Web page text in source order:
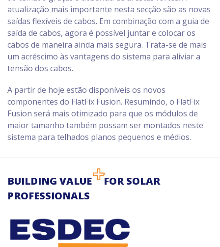
atualização mais importante nesta secção são as novas
saídas flexíveis de cabos. Em combinação com a guia de
saída de cabos, agora é possível juntar e colocar os
cabos de maneira ainda mais segura. Trata-se de mais
um acréscimo às vantagens do sistema para aliviar a
tensão dos cabos.
A partir de hoje estão disponíveis os novos
componentes do FlatFix Fusion. Resumindo, o FlatFix
Fusion será mais otimizado para que os módulos de
maior tamanho também possam ser montados neste
sistema para telhados planos pequenos e médios.
BUILDING VALUE
FOR SOLAR
PROFESSIONALS